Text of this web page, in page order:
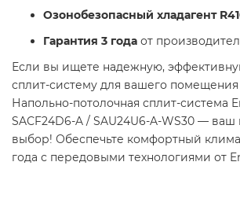
Озонобезопасный хладагент
Гарантия 3 года от
Если вы ищете надежную,
сплит-систему для вашего помещения
Напольно-потолочная сплит-система
SAСF24D6-A / SAU24U6-A-WS30 —
выбор! Обеспечьте комфортный
года с передовыми технологиями от